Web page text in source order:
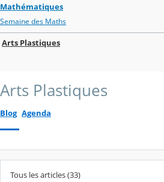
Mathématiques
Semaine des Maths
Arts Plastiques
Arts Plastiques
Blog Agenda
Tous les articles (33)